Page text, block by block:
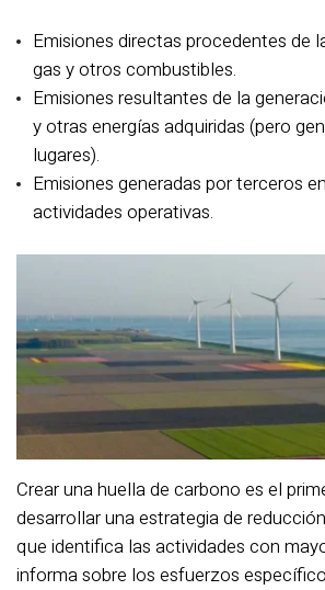
Emisiones directas procedentes de
gas y otros combustibles.
Emisiones resultantes de la
y otras energías adquiridas (pero
lugares).
Emisiones generadas por terceros
actividades operativas.
Crear una huella de carbono es el
desarrollar una estrategia de
que identifica las actividades con
informa sobre los esfuerzos